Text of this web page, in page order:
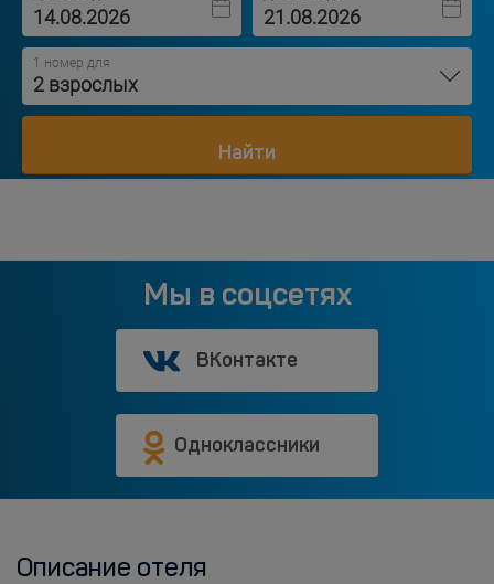
1 номер для
2 взрослых
Найти
Мы в соцсетях
ВКонтакте
Одноклассники
Описание отеля